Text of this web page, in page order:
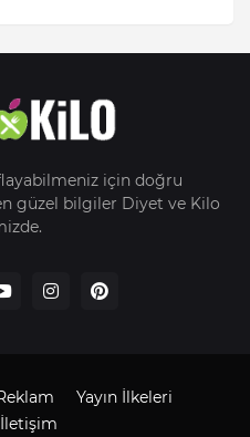
için doğru
güzel bilgiler Diyet ve Kilo
Yayın İlkeleri